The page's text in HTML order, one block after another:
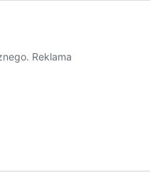
Reklama